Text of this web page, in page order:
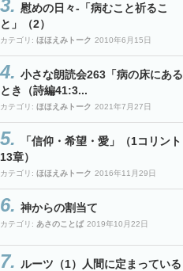
慰めの日々-「病むこと祈るこ
と」（2）
カテゴリ: ほほえみトーク 2010年6月15日
小さな朗読会263「病の床にある
とき（詩編41:3...
カテゴリ: ほほえみトーク 2021年7月27日
「信仰・希望・愛」（1コリント
13章）
カテゴリ: ほほえみトーク 2016年11月29日
神からの割当て
カテゴリ: あさのことば 2019年10月22日
ルーツ（1）人間に定まっている